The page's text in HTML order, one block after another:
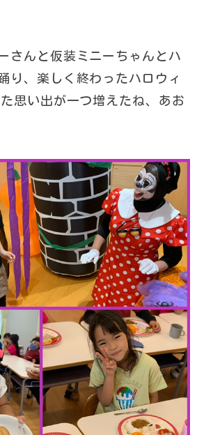
さんと仮装ミニーちゃんとハ
り、楽しく終わったハロウィ
思い出が一つ増えたね、あお